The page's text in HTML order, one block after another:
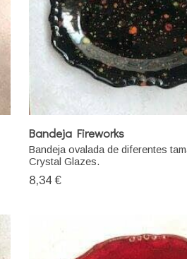
Bandeja Fireworks
Bandeja ovalada de diferentes
Crystal Glazes.
8,34 €